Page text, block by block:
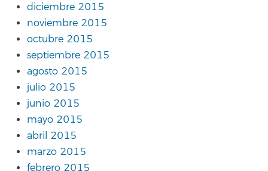
diciembre 2015
noviembre 2015
octubre 2015
septiembre 2015
agosto 2015
julio 2015
junio 2015
mayo 2015
abril 2015
marzo 2015
febrero 2015